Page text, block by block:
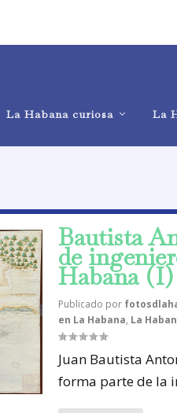
La Habana curiosa La
Bautista
de
Habana (I)
Publicado por
en La Habana, La
Juan Bautista
forma parte de la